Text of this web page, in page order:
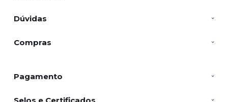
Dúvidas
Compras
Pagamento